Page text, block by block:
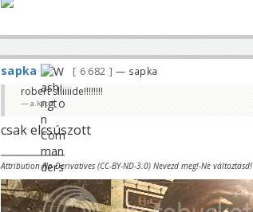
sapka 6 682 — sapka
robert sliiiiide!!!!!!!!
a.kacsa
csak elcsúszott
Attribution No Derivatives (CC-BY-ND-3.0) Nevezd meg!-Ne változtasd!